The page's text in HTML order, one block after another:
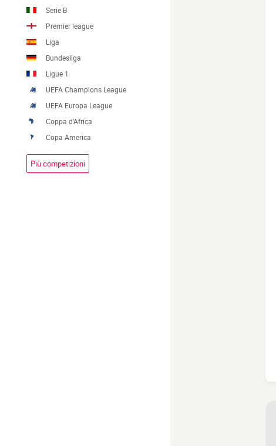
Serie B
Premier league
Liga
Bundesliga
Ligue 1
UEFA Champions League
UEFA Europa League
Coppa d'Africa
Copa America
Più competizioni